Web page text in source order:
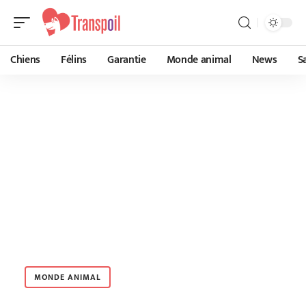
Chiens Félins Garantie Monde animal News
MONDE ANIMAL